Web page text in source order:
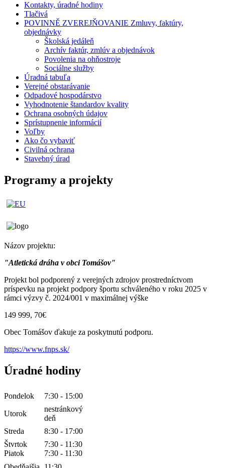
Kontakty, úradné hodiny
Tlačivá
POVINNĚ ZVEREJŇOVANIE Zmluvy, faktúry,
objednávky
Školská jedáleň
Archív faktúr, zmlúv a objednávok
Povolenia na ohňostroje
Sociálne služby
Úradná tabuľa
Verejné obstarávanie
Odpadové hospodárstvo
Vyhodnotenie štandardov kvality
Ochrana osobných údajov
Sprístupnenie informácií
Voľby
Ako čo vybaviť
Civilná ochrana
Stavebný úrad
Programy a projekty
Názov projektu:
"Atletická dráha v obci Tomášov"
Projekt bol podporený z verejných zdrojov prostredníctvom
príspevku na projekt podpory športu schváleného v roku 2025 v
rámci výzvy č. 2024/001 v maximálnej výške
149 999, 70€
Obec Tomášov ďakuje za poskytnutú podporu.
https://www.fnps.sk/
Úradné hodiny
Pondelok 7:30 - 15:00
Utorok
nestránkový
deň
Streda
8:30 - 17:00
Štvrtok
7:30 - 11:30
Piatok
7:30 - 11:30